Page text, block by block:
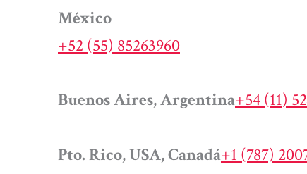
México
+52 (55) 85263960
Buenos Aires, Argentina+54 (11)
Pto. Rico, USA, Canadá+1 (787)